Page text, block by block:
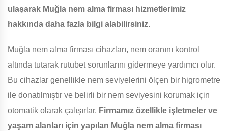
ulaşarak Muğla nem alma firması hizmetlerimiz
hakkında daha fazla bilgi alabilirsiniz.
Muğla nem alma firması cihazları, nem oranını kontrol
altında tutarak rutubet sorunlarını gidermeye yardımcı olur.
Bu cihazlar genellikle nem seviyelerini ölçen bir higrometre
ile donatılmıştır ve belirli bir nem seviyesini korumak için
otomatik olarak çalışırlar. Firmamız özellikle işletmeler ve
yaşam alanları için yapılan Muğla nem alma firması